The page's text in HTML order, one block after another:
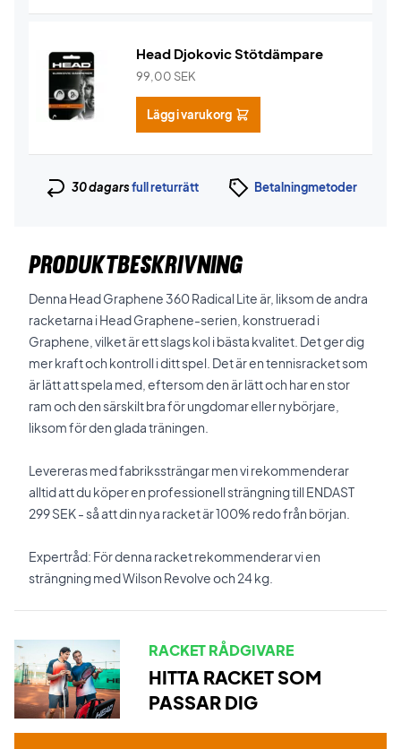
Head Djokovic Stötdämpare
99,00 SEK
Lägg i varukorg
30 dagarsfull returrätt Betalningmetoder
PRODUKTBESKRIVNING
Denna Head Graphene 360 ​​Radical Lite är, liksom de andra
racketarna i Head Graphene-serien, konstruerad i
Graphene, vilket är ett slags kol i bästa kvalitet. Det ger dig
mer kraft och kontroll i ditt spel. Det är en tennisracket som
är lätt att spela med, eftersom den är lätt och har en stor
ram och den särskilt bra för ungdomar eller nybörjare,
liksom för den glada träningen.
Levereras med fabrikssträngar men vi rekommenderar
alltid att du köper en professionell strängning till ENDAST
299 SEK - så att din nya racket är 100% redo från början.
Expertråd: För denna racket rekommenderar vi en
strängning med Wilson Revolve och 24 kg.
RACKET RÅDGIVARE
HITTA RACKET SOM
PASSAR DIG